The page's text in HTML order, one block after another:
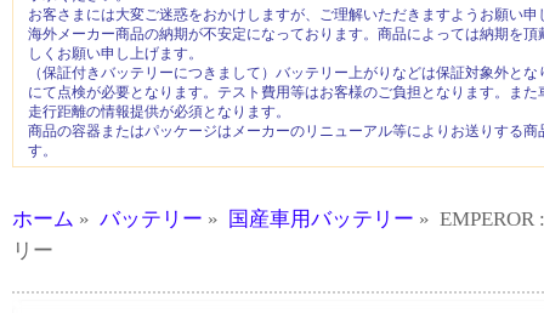
お客さまには大変ご迷惑をおかけしますが、ご理解いただきますようお願い申
海外メーカー商品の納期が不安定になっております。商品によっては納期を
しくお願い申し上げます。
（保証付きバッテリーにつきまして）バッテリー上がりなどは保証対象外と
にて点検が必要となります。テスト費用等はお客様のご負担となります。ま
走行距離の情報提供が必須となります。
商品の容器またはパッケージはメーカーのリニューアル等によりお送りする
す。
ホーム » バッテリー » 国産車用バッテリー »
リー